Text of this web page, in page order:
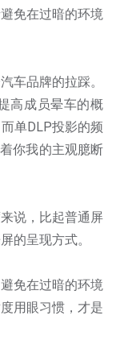
免在过暗的环境
车品牌的拉踩。
高成员晕车的概
单DLP投影的频
你我的主观臆断
说，比起普通屏
的呈现方式。
免在过暗的环境
用眼习惯，才是